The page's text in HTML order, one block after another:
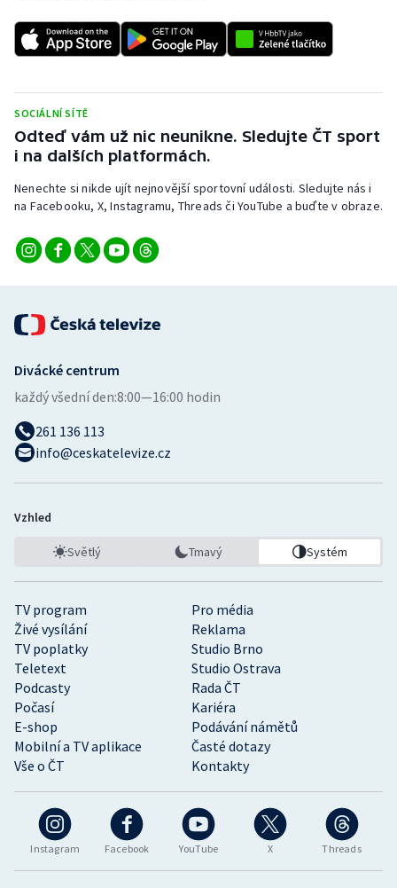
Short track
Stolní tenis
Triatlon
Veslování
Vodní slalom
Ostatní
SOCIÁLNÍ SÍTĚ
Odteď vám už nic neunikne. Sledujte ČT sport
i na dalších platformách.
Nenechte si nikde ujít nejnovější sportovní události. Sledujte nás i
na Facebooku, X, Instagramu, Threads či YouTube a buďte v obraze.
Instagram Facebook YouTube X Threads
TV program
Pro média
Živé vysílání
Reklama
TV poplatky
Studio Brno
Teletext
Studio Ostrava
Podcasty
Rada ČT
Počasí
Kariéra
E-shop
Podávání námětů
Mobilní a TV aplikace
Časté dotazy
Vše o ČT
Kontakty
Divácké centrum
každý všední den:8:00—16:00 hodin
261 136 113
info@ceskatelevize.cz
Vzhled
Světlý Tmavý Systém